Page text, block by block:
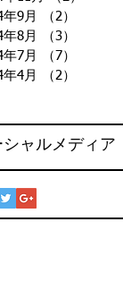
9月
（2）
8月
（3）
7月
（7）
4月
（2）
シャルメディア